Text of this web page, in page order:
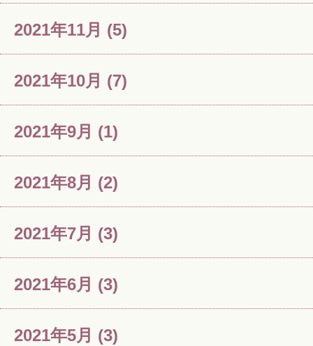
2021年11月 (5)
2021年10月 (7)
2021年9月 (1)
2021年8月 (2)
2021年7月 (3)
2021年6月 (3)
2021年5月 (3)